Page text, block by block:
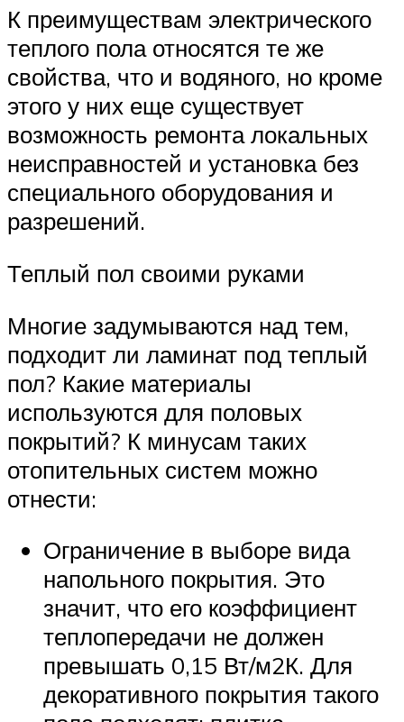
К преимуществам электрического
теплого пола относятся те же
свойства, что и водяного, но кроме
этого у них еще существует
возможность ремонта локальных
неисправностей и установка без
специального оборудования и
разрешений.
Теплый пол своими руками
Многие задумываются над тем,
подходит ли ламинат под теплый
пол? Какие материалы
используются для половых
покрытий? К минусам таких
отопительных систем можно
отнести:
Ограничение в выборе вида
напольного покрытия. Это
значит, что его коэффициент
теплопередачи не должен
превышать 0,15 Вт/м2К. Для
декоративного покрытия такого